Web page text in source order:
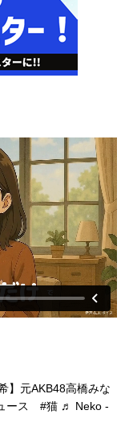
】元AKB48高橋みな
ース #猫 ♬ Neko -